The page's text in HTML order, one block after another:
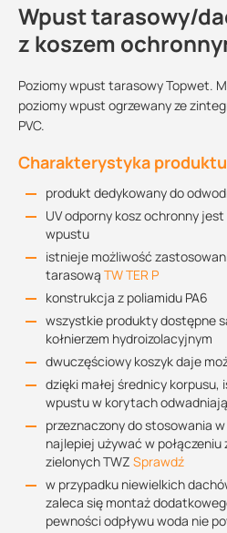
Wpust tarasowy/
z koszem
Poziomy wpust tarasowy Topwet.
poziomy wpust ogrzewany ze
PVC.
Charakterystyka produktu
produkt dedykowany do
UV odporny kosz ochronny
wpustu
istnieje możliwość
tarasową TW TER P
konstrukcja z poliamidu PA6
wszystkie produkty dostępne
kołnierzem hydroizolacyjnym
dwuczęściowy koszyk daje
dzięki małej średnicy
wpustu w korytach
przeznaczony do stosowania
najlepiej używać w połączeniu
zielonych TWZ Sprawdź
w przypadku niewielkich
zaleca się montaż
pewności odpływu woda nie